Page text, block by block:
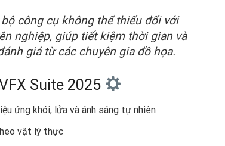
công cụ không thể thiếu đối với
nghiệp, giúp tiết kiệm thời gian và
giá từ các chuyên gia đồ họa.
Suite 2025
ứng khói, lửa và ánh sáng tự nhiên
vật lý thực